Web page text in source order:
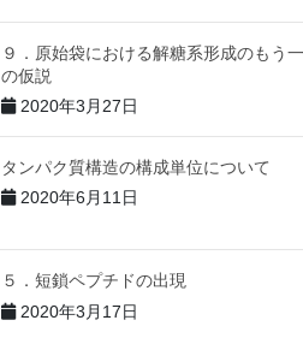
９．原始袋における解糖系形成のもう
の仮説
2020年3月27日
タンパク質構造の構成単位について
2020年6月11日
５．短鎖ペプチドの出現
2020年3月17日